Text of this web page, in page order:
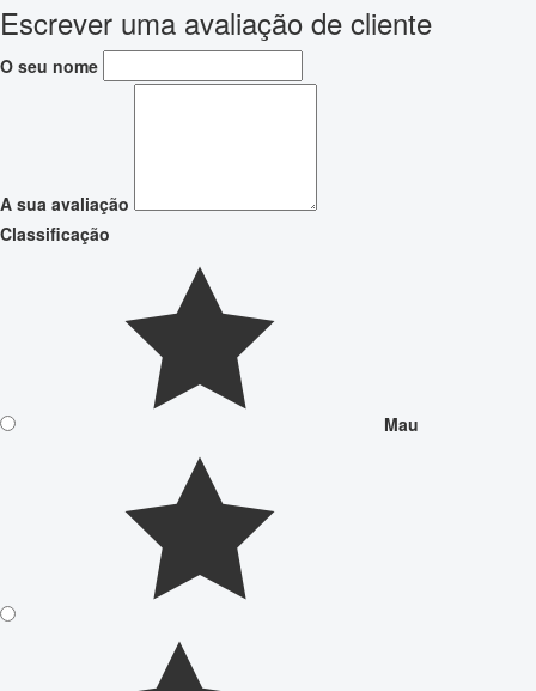
Escrever uma avaliação de cliente
O seu nome
A sua avaliação
Classificação
Mau